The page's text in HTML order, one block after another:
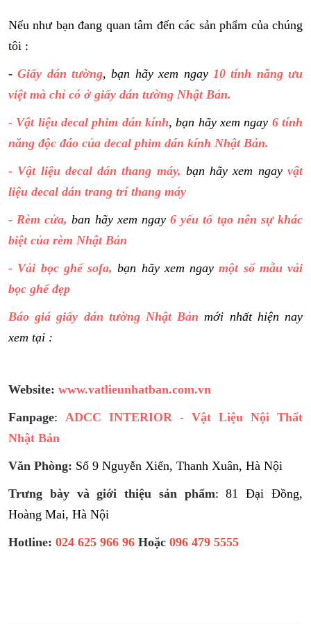
Nếu như bạn đang quan tâm đến các sản phẩm của chúng
tôi :
-Giấy dán tường, bạn hãy xem ngay 10 tính năng ưu
việt mà chỉ có ở giấy dán tường Nhật Bản.
- Vật liệu decal phim dán kính, bạn hãy xem ngay 6 tính
năng độc đáo của decal phim dán kính Nhật Bản.
- Vật liệu decal dán thang máy, bạn hãy xem ngayvật
liệu decal dán trang trí thang máy
- Rèm cửa, ban hãy xem ngay6 yếu tố tạo nên sự khác
biệt của rèm Nhật Bản
- Vải bọc ghế sofa,bạn hãy xem ngaymột số mẫu vải
bọc ghế đẹp
Báo giá giấy dán tường Nhật Bản mới nhất hiện nay
xem tại :
Website: www.vatlieunhatban.com.vn
Fanpage: ADCC INTERIOR - Vật Liệu Nội Thất
Nhật Bản
Văn Phòng: Số 9 Nguyễn Xiển, Thanh Xuân, Hà Nội
Trưng bày và giới thiệu sản phẩm: 81 Đại Đồng,
Hoàng Mai, Hà Nội
Hotline: 024 625 966 96 Hoặc 096 479 5555